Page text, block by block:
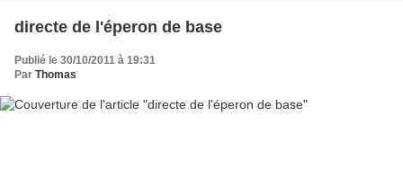
directe de l'éperon de base
Publié le 30/10/2011 à 19:31
Par Thomas